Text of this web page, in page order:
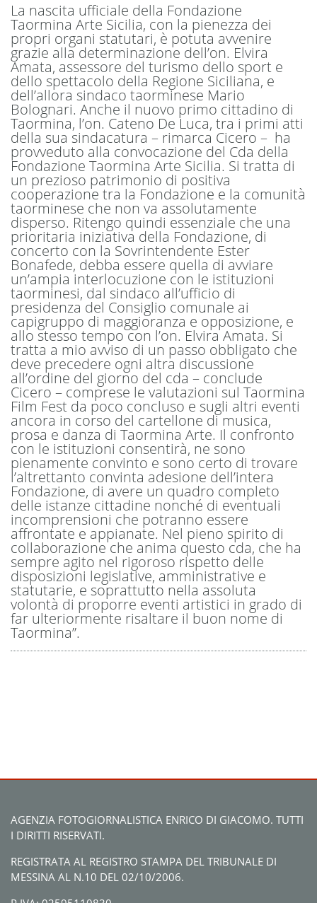
La nascita ufficiale della Fondazione
Taormina Arte Sicilia, con la pienezza dei
propri organi statutari, è potuta avvenire
grazie alla determinazione dell’on. Elvira
Amata, assessore del turismo dello sport e
dello spettacolo della Regione Siciliana, e
dell’allora sindaco taorminese Mario
Bolognari. Anche il nuovo primo cittadino di
Taormina, l’on. Cateno De Luca, tra i primi atti
della sua sindacatura – rimarca Cicero – ha
provveduto alla convocazione del Cda della
Fondazione Taormina Arte Sicilia. Si tratta di
un prezioso patrimonio di positiva
cooperazione tra la Fondazione e la comunità
taorminese che non va assolutamente
disperso. Ritengo quindi essenziale che una
prioritaria iniziativa della Fondazione, di
concerto con la Sovrintendente Ester
Bonafede, debba essere quella di avviare
un’ampia interlocuzione con le istituzioni
taorminesi, dal sindaco all’ufficio di
presidenza del Consiglio comunale ai
capigruppo di maggioranza e opposizione, e
allo stesso tempo con l’on. Elvira Amata. Si
tratta a mio avviso di un passo obbligato che
deve precedere ogni altra discussione
all’ordine del giorno del cda – conclude
Cicero – comprese le valutazioni sul Taormina
Film Fest da poco concluso e sugli altri eventi
ancora in corso del cartellone di musica,
prosa e danza di Taormina Arte. Il confronto
con le istituzioni consentirà, ne sono
pienamente convinto e sono certo di trovare
l’altrettanto convinta adesione dell’intera
Fondazione, di avere un quadro completo
delle istanze cittadine nonché di eventuali
incomprensioni che potranno essere
affrontate e appianate. Nel pieno spirito di
collaborazione che anima questo cda, che ha
sempre agito nel rigoroso rispetto delle
disposizioni legislative, amministrative e
statutarie, e soprattutto nella assoluta
volontà di proporre eventi artistici in grado di
far ulteriormente risaltare il buon nome di
Taormina”.
AGENZIA FOTOGIORNALISTICA ENRICO DI GIACOMO. TUTTI
I DIRITTI RISERVATI.
REGISTRATA AL REGISTRO STAMPA DEL TRIBUNALE DI
MESSINA AL N.10 DEL 02/10/2006.